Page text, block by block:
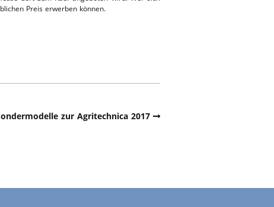
Preis erwerben können.
zur Agritechnica 2017